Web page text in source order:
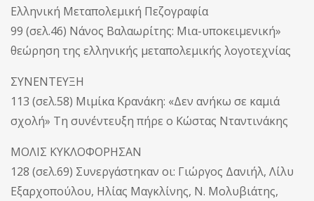
Ελληνική Μεταπολεμική Πεζογραφία
99 (σελ.46) Νάνος Βαλαωρίτης: Μια-υποκειμενική»
θεώρηση της ελληνικής μεταπολεμικής λογοτεχνίας
ΣΥΝΕΝΤΕΥΞΗ
113 (σελ.58) Μιμίκα Κρανάκη: «Δεν ανήκω σε καμιά
σχολή» Τη συνέντευξη πήρε ο Κώστας Νταντινάκης
ΜΟΛΙΣ ΚΥΚΛΟΦΟΡΗΣΑΝ
128 (σελ.69) Συνεργάστηκαν οι: Γιώργος Δανιήλ, Λίλυ
Εξαρχοπούλου, Ηλίας Μαγκλίνης, Ν. Μολυβιάτης,